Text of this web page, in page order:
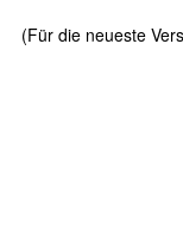
(Für die neueste